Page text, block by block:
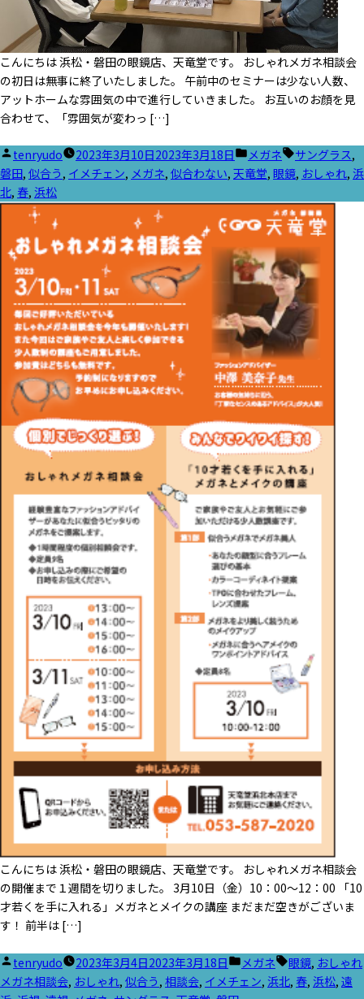
こんにちは 浜松・磐田の眼鏡店、天竜堂です。 おしゃれメガネ相談会
の初日は無事に終了いたしました。 午前中のセミナーは少ない人数、
アットホームな雰囲気の中で進行していきました。 お互いのお顔を見
合わせて、「雰囲気が変わっ […]
投
稿
者:
tenryudo 2023年3月10日2023年3月18日
カ
テ
リ
ー:
メガネ
タ
グ:
サングラス,
磐田, 似合う , イメチェン, メガネ, 似合わない, 天竜堂, 眼鏡, おしゃれ, 浜
北, 春, 浜松
こんにちは 浜松・磐田の眼鏡店、天竜堂です。 おしゃれメガネ相談会
の開催まで１週間を切りました。 3月10日（金）10：00～12：00 「10
才若くを手に入れる」メガネとメイクの講座 まだまだ空きがございま
す！ 前半は […]
投
稿
tenryudo 2023年3月4日2023年3月18日
カ
テ
メガネ
タ
グ:
眼鏡, おしゃれ
メガネ相談会, おしゃれ, 似合う , 相談会, イメチェン, 浜北, 春, 浜松, 遠